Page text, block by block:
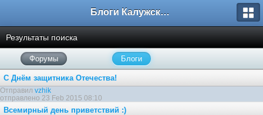
Блоги Калужского перекрестка
Результаты поиска
Форумы Блоги
С Днём защитника Отечества!
Отправил vzhik
отправлено 23 Feb 2015 08:10
Всемирный день приветствий :)